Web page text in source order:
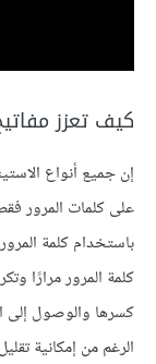
كيف تعزز
إن جميع أنواع
على كلمات المرور
باستخدام كلمة
كلمة المرور مرارًا
الرغم من إمكانية